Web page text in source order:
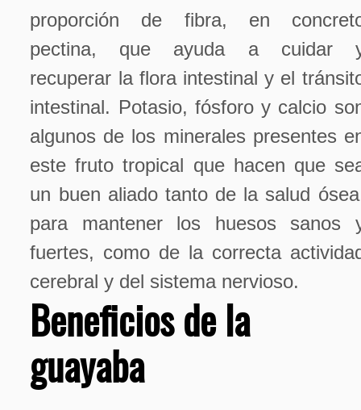
proporción de fibra, en
pectina, que ayuda a cuidar
recuperar la flora intestinal y el
intestinal. Potasio, fósforo y calcio
algunos de los minerales presentes
este fruto tropical que hacen que
un buen aliado tanto de la salud
para mantener los huesos sanos
fuertes, como de la correcta
cerebral y del sistema nervioso.
Beneficios de la
guayaba